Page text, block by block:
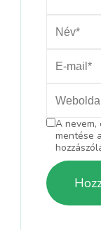
A nevem,
mentése